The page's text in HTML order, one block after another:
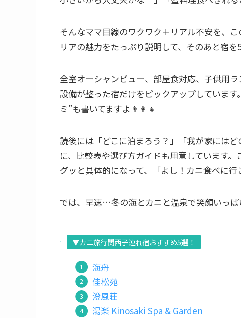
そんなママ目線のワクワク＋リアル不安を、
リアの魅力をたっぷり説明して、そのあと宿を
全室オーシャンビュー、部屋食対応、子供用
設備が整った宿だけをピックアップしていま
ミ”も書いてますよ👨‍👩‍👧
読後には「どこに泊まろう？」「我が家には
に、比較表や選び方ガイドも用意しています
グッと具体的になって、「よし！カニ食べに
では、早速…冬の海とカニと温泉で笑顔いっ
▼カニ旅行関西子連れ宿おすすめ5選！
海舟
佳松苑
澄風荘
湯楽 Kinosaki Spa & Garden